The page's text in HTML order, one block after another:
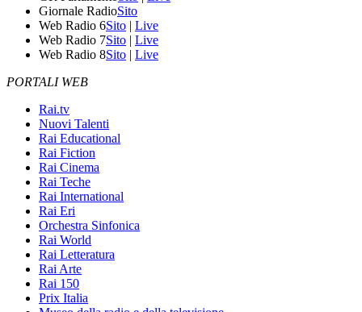
Giornale RadioSito
Web Radio 6Sito | Live
Web Radio 7Sito | Live
Web Radio 8Sito | Live
PORTALI WEB
Rai.tv
Nuovi Talenti
Rai Educational
Rai Fiction
Rai Cinema
Rai Teche
Rai International
Rai Eri
Orchestra Sinfonica
Rai World
Rai Letteratura
Rai Arte
Rai 150
Prix Italia